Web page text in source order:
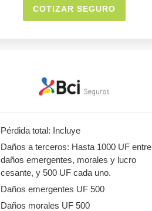
COTIZAR SEGURO
Pérdida total: Incluye
Daños a terceros: Hasta 1000 UF entre
daños emergentes, morales y lucro
cesante, y 500 UF cada uno.
Daños emergentes UF 500
Daños morales UF 500